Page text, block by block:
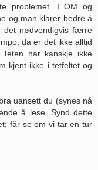
problemet. I OM og
og man klarer bedre å
det nødvendigvis færre
da er det ikke alltid
har kanskje ikke
kjent ikke i tetfeltet og
uansett du (synes nå
å lese. Synd dette
får se om vi tar en tur